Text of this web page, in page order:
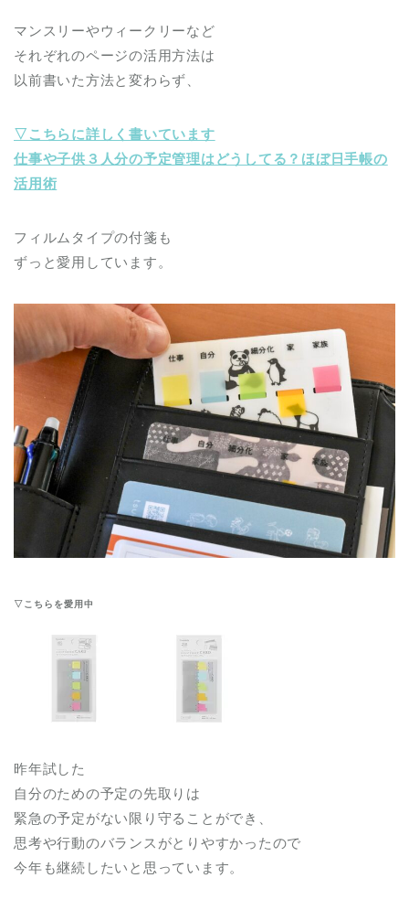
マンスリーやウィークリーなど
それぞれのページの活用方法は
以前書いた方法と変わらず、
▽こちらに詳しく書いています
仕事や子供３人分の予定管理はどうしてる？ほぼ日手帳の
活用術
フィルムタイプの付箋も
ずっと愛用しています。
▽こちらを愛用中
昨年試した
自分のための予定の先取りは
緊急の予定がない限り守ることができ、
思考や行動のバランスがとりやすかったので
今年も継続したいと思っています。